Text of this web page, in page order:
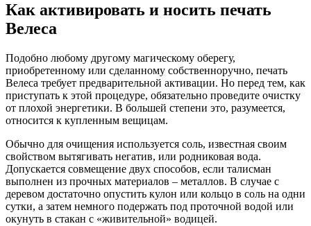
Как активировать и носить печать
Велеса
Подобно любому другому магическому оберегу,
приобретенному или сделанному собственноручно, печать
Велеса требует предварительной активации. Но перед тем, как
приступать к этой процедуре, обязательно проведите очистку
от плохой энергетики. В большей степени это, разумеется,
относится к купленным вещицам.
Обычно для очищения используется соль, известная своим
свойством вытягивать негатив, или родниковая вода.
Допускается совмещение двух способов, если талисман
выполнен из прочных материалов – металлов. В случае с
деревом достаточно опустить кулон или кольцо в соль на одни
сутки, а затем немного подержать под проточной водой или
окунуть в стакан с «живительной» водицей.